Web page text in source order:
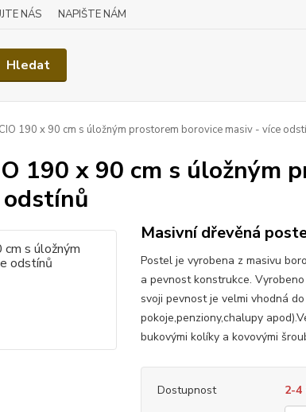
NÁS NAPIŠTE NÁM
Hledat
190 x 90 cm s úložným prostorem borovice masiv - více
190 x 90 cm s úložným
Masivní dřevěná
Postel je vyrobena z masivu
a pevnost konstrukce.
svoji pevnost je velmi vhodná
pokoje,penziony,chalupy
bukovými kolíky a kovovými
Dostupnost
2-4